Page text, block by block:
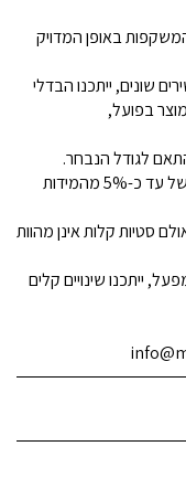
באופן המדויק
שונים, ייתכנו הבדלי
בפועל,
לגודל הנבחר.
מידות האורך והרוחב עשויות להשתנות בסטייה של עד כ-5% מהמידות
סטיות קלות אינן מהוות
ייתכנו שינויים קלים